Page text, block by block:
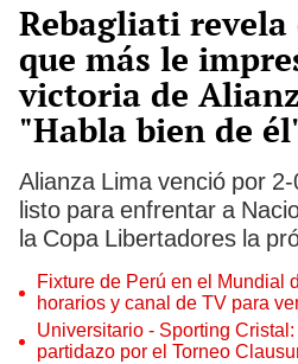
Rebagliati
que más le
victoria de
"Habla bien de
Alianza Lima venció por
listo para enfrentar a
la Copa Libertadores la
Fixture de Perú en el Mundial
horarios y canal de TV para
torneo
Universitario - Sporting
partidazo por el Torneo